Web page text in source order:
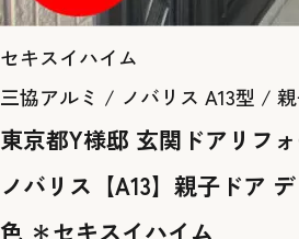
セキスイハイム
三協アルミ / ノバリス A13型 /
東京都Y様邸 玄関ドアリフ
ノバリス【A13】親子ドア
色 ＊セキスイハイム